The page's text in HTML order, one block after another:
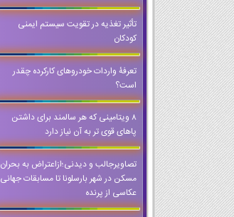
تأثیر تغذیه در تقویت سیستم ایمنی
کودکان
تعرفۀ واردات خودروهای کارکرده چقدر
است؟
8 ویتامینی که هر سالمند برای داشتن
پاهای قوی تر به آن نیاز دارد
تصاویرجالب و دیدنی؛ازاعتراض به بحران
مسکن در شهر بارسلونا تا مسابقات جهانی
عکاسی از پرنده